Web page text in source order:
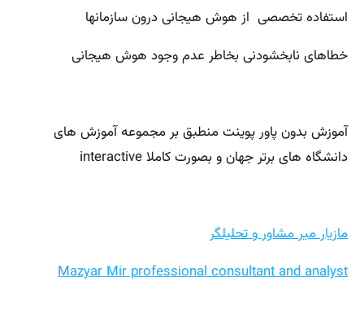
استفاده تخصصی از هوش هیجانی درون سازمانها
خطاهای نابخشودنی بخاطر عدم وجود هوش هیجانی
آموزش بدون پاور پوینت منطبق بر مجموعه آموزش های
دانشگاه های برتر جهان و بصورت کاملا interactive
مازیار میر مشاور و تحلیلگر
Mazyar Mir professional consultant and analyst